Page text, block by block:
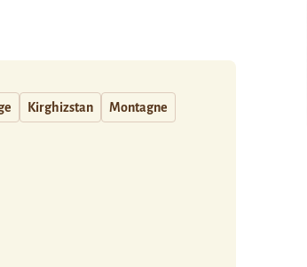
Kirghizstan Montagne